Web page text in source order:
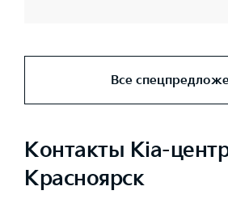
Все
Контакты Kia-
Красноярск